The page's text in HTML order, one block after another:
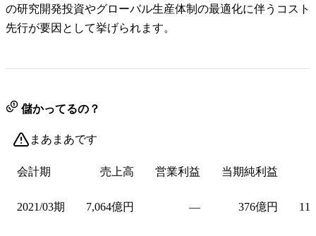
の研究開発投資やグローバル生産体制の最適化に伴うコスト
先行が要因として挙げられます。
儲かってるの？
まあまあです
会計期 売上高 営業利益 当期純利益
2021/03期 7,064億円 — 376億円